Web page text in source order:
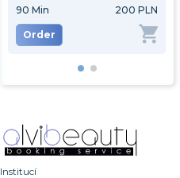
90 Min 200 PLN
Order
Institucí